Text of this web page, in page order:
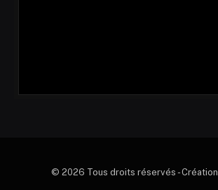
© 2026 Tous droits réservés - Création